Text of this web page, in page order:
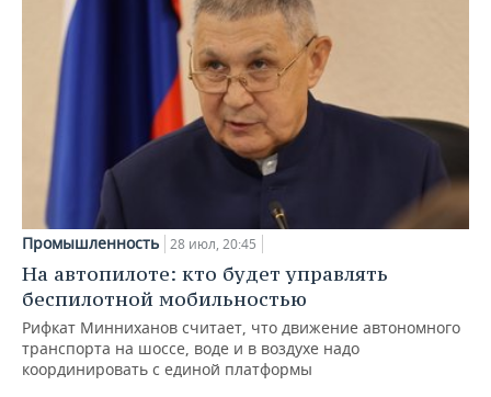
Промышленность 28 июл, 20:45
На автопилоте: кто будет управлять
беспилотной мобильностью
Рифкат Минниханов считает, что движение автономного
транспорта на шоссе, воде и в воздухе надо
координировать с единой платформы